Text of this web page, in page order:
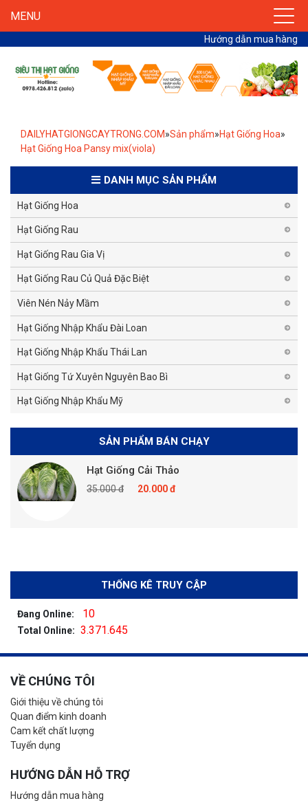
MENU
Hướng dẫn mua hàng
DAILYHATGIONGCAYTRONG.COM»Sản phẩm»Hạt Giống Hoa»
Hạt Giống Hoa Pansy mix(viola)
DANH MỤC SẢN PHẨM
Hạt Giống Hoa
Hạt Giống Rau
Hạt Giống Rau Gia Vị
Hạt Giống Rau Củ Quả Đặc Biệt
Viên Nén Nảy Mầm
Hạt Giống Nhập Khẩu Đài Loan
Hạt Giống Nhập Khẩu Thái Lan
Hạt Giống Tứ Xuyên Nguyên Bao Bì
Hạt Giống Nhập Khẩu Mỹ
SẢN PHẨM BÁN CHẠY
Hạt Giống Cải Thảo
35.000 đ 20.000 đ
THỐNG KÊ TRUY CẬP
Đang Online: 10
Total Online: 3.371.645
VỀ CHÚNG TÔI
Giới thiệu về chúng tôi
Quan điểm kinh doanh
Cam kết chất lượng
Tuyển dụng
HƯỚNG DẪN HỖ TRỢ
Hướng dẫn mua hàng